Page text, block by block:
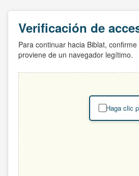
Verificación de
Para continuar hacia Biblat,
proviene de un navegador legítimo.
Haga clic